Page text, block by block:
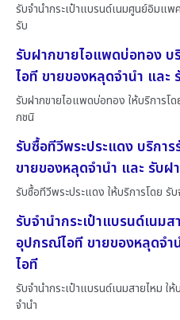
รับจำนำกระเป๋าแบรนด์เนมศูนย์อิมแพ
รับ
รับฝากขายไอแพดบ่อทอง
ไอที ขายของหลุดจำนำ แล
รับฝากขายไอแพดบ่อทอง ให้บริการโ
กชนิ
รับซื้อทีวีพระประแดง บริกา
ขายของหลุดจำนำ และ รับ
รับซื้อทีวีพระประแดง ให้บริการโดย รั
รับจำนำกระเป๋าแบรนด์เนม
อุปกรณ์ไอที ขายของหลุดจ
ไอที
รับจำนำกระเป๋าแบรนด์เนมสายไหม ใ
จำนำ